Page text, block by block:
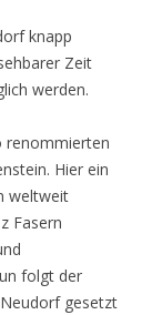
knapp
Zeit
werden.
renommierten
Hier ein
weltweit
Fasern
folgt der
gesetzt